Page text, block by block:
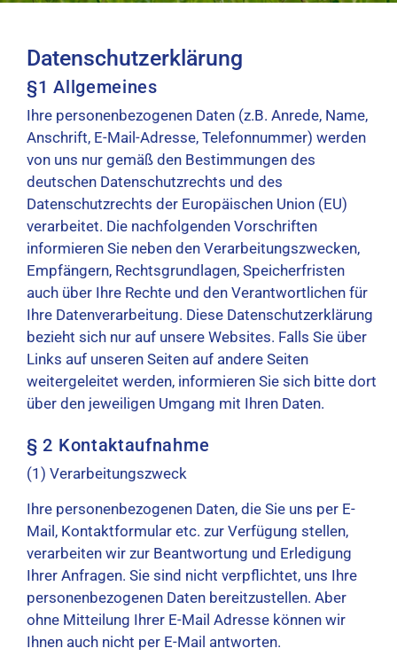
Datenschutzerklärung
§1 Allgemeines
Ihre personenbezogenen Daten (z.B. Anrede, Name,
Anschrift, E-Mail-Adresse, Telefonnummer) werden
von uns nur gemäß den Bestimmungen des
deutschen Datenschutzrechts und des
Datenschutzrechts der Europäischen Union (EU)
verarbeitet. Die nachfolgenden Vorschriften
informieren Sie neben den Verarbeitungszwecken,
Empfängern, Rechtsgrundlagen, Speicherfristen
auch über Ihre Rechte und den Verantwortlichen für
Ihre Datenverarbeitung. Diese Datenschutzerklärung
bezieht sich nur auf unsere Websites. Falls Sie über
Links auf unseren Seiten auf andere Seiten
weitergeleitet werden, informieren Sie sich bitte dort
über den jeweiligen Umgang mit Ihren Daten.
§ 2 Kontaktaufnahme
(1) Verarbeitungszweck
Ihre personenbezogenen Daten, die Sie uns per E-
Mail, Kontaktformular etc. zur Verfügung stellen,
verarbeiten wir zur Beantwortung und Erledigung
Ihrer Anfragen. Sie sind nicht verpflichtet, uns Ihre
personenbezogenen Daten bereitzustellen. Aber
ohne Mitteilung Ihrer E-Mail Adresse können wir
Ihnen auch nicht per E-Mail antworten.